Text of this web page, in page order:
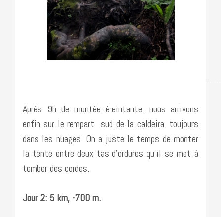
Après 9h de montée éreintante, nous arrivons
enfin sur le rempart sud de la caldeira, toujours
dans les nuages. On a juste le temps de monter
la tente entre deux tas d’ordures qu’il se met à
tomber des cordes.
Jour 2: 5 km, -700 m.